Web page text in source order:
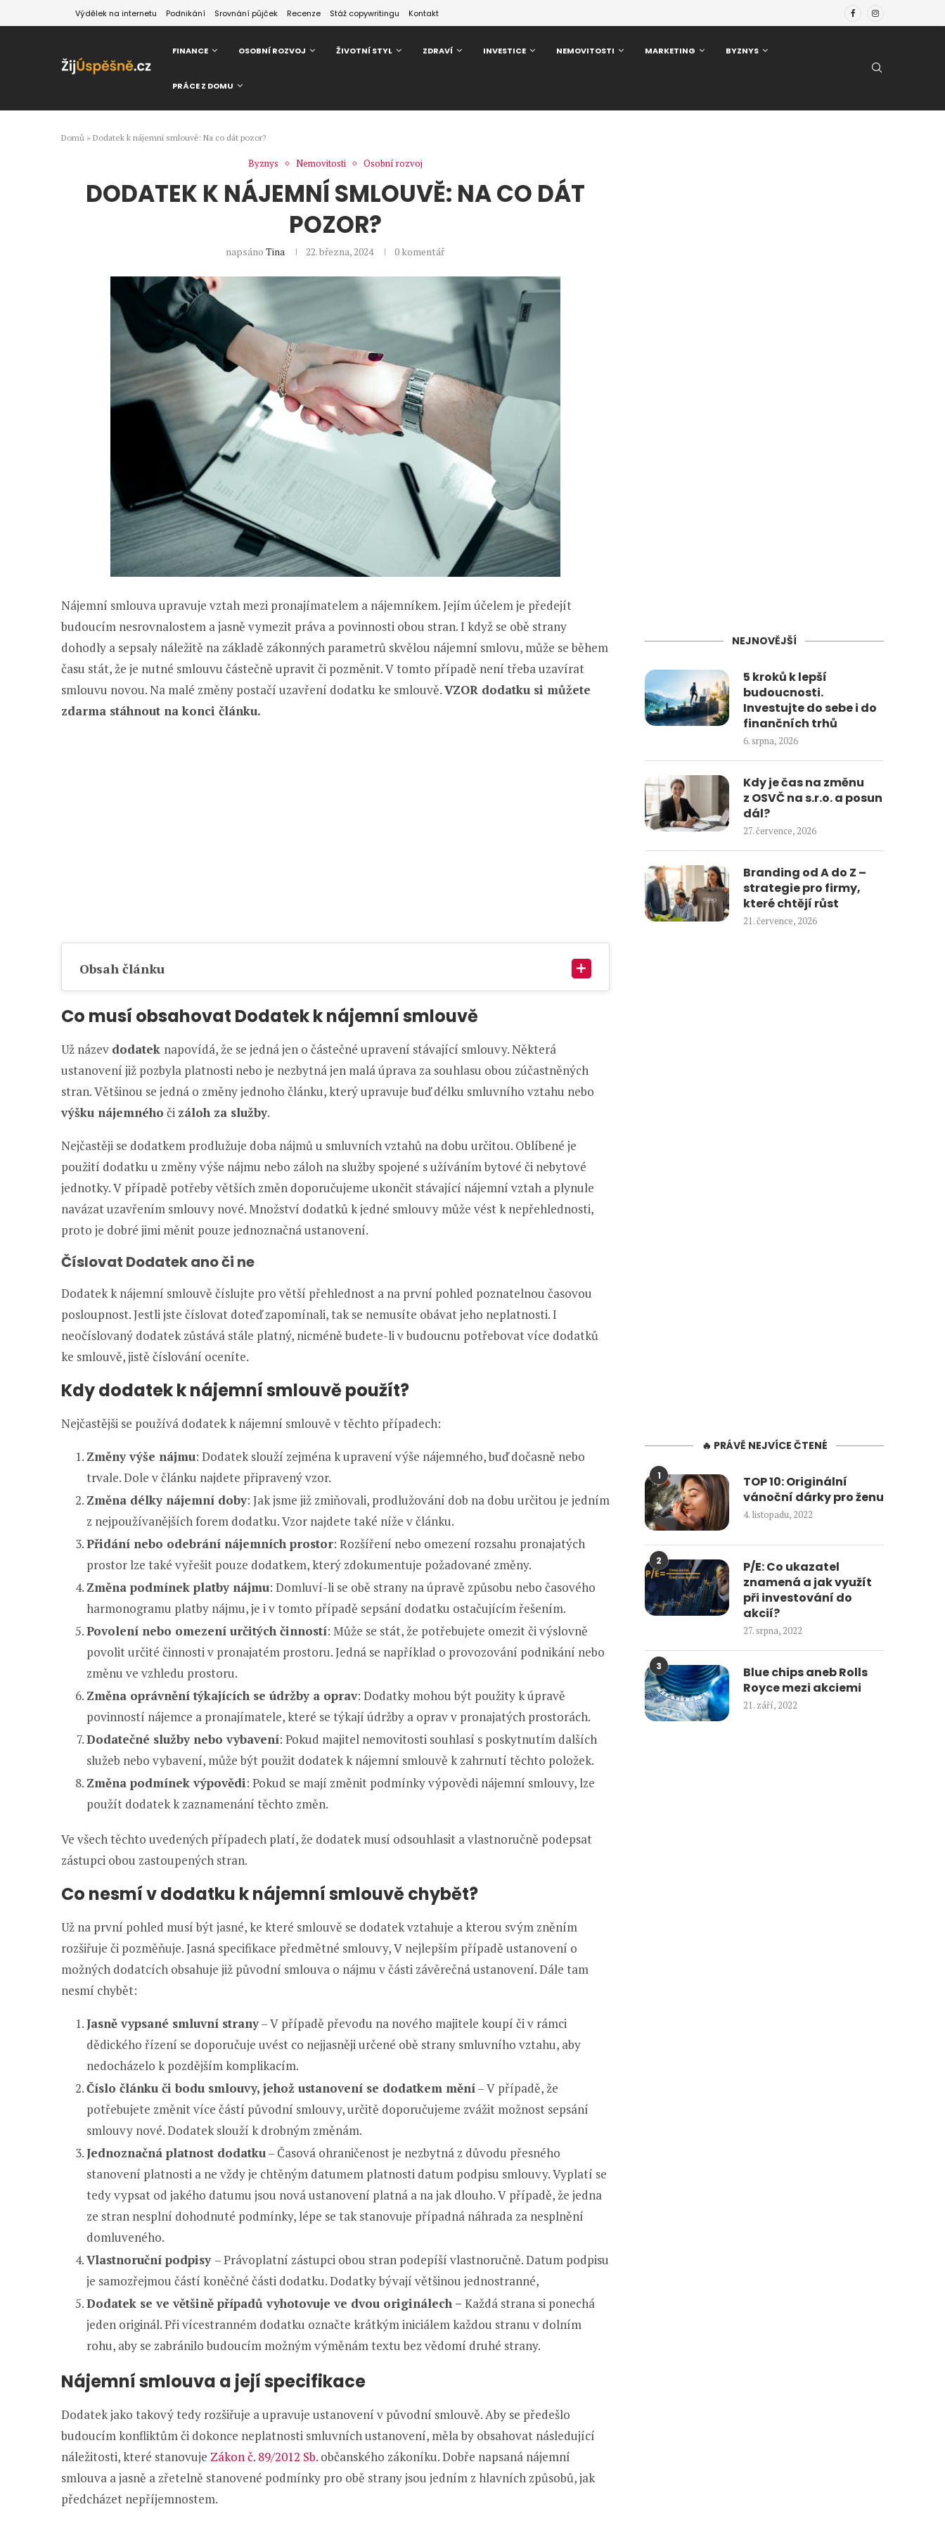
Výdělek na internetu Podnikání Srovnání půjček Recenze Stáž copywritingu Kontakt
FINANCE OSOBNÍ ROZVOJ ŽIVOTNÍ STYL ZDRAVÍ INVESTICE NEMOVITOSTI MARKETING BYZNYS
PRÁCE Z DOMU
Domů » Dodatek k nájemní smlouvě: Na co dát pozor?
Byznys Nemovitosti Osobní rozvoj
DODATEK K NÁJEMNÍ SMLOUVĚ: NA CO DÁT
POZOR?
napsánoTina 22. března, 2024 0 komentář
Nájemní smlouva upravuje vztah mezi pronajímatelem a nájemníkem. Jejím účelem je předejít
budoucím nesrovnalostem a jasně vymezit práva a povinnosti obou stran. I když se obě strany
dohodly a sepsaly náležitě na základě zákonných parametrů skvělou nájemní smlovu, může se během
času stát, že je nutné smlouvu částečně upravit či pozměnit. V tomto případě není třeba uzavírat
smlouvu novou. Na malé změny postačí uzavření dodatku ke smlouvě.VZOR dodatku si můžete
zdarma stáhnout na konci článku.
Obsah článku
Co musí obsahovat Dodatek k nájemní smlouvě
Už název dodatek napovídá, že se jedná jen o částečné upravení stávající smlouvy. Některá
ustanovení již pozbyla platnosti nebo je nezbytná jen malá úprava za souhlasu obou zúčastněných
stran. Většinou se jedná o změny jednoho článku, který upravuje buď délku smluvního vztahu nebo
výšku nájemného či záloh za služby.
Nejčastěji se dodatkem prodlužuje doba nájmů u smluvních vztahů na dobu určitou. Oblíbené je
použití dodatku u změny výše nájmu nebo záloh na služby spojené s užíváním bytové či nebytové
jednotky. V případě potřeby větších změn doporučujeme ukončit stávající nájemní vztah a plynule
navázat uzavřením smlouvy nové. Množství dodatků k jedné smlouvy může vést k nepřehlednosti,
proto je dobré jimi měnit pouze jednoznačná ustanovení.
Číslovat Dodatek ano či ne
Dodatek k nájemní smlouvě číslujte pro větší přehlednost a na první pohled poznatelnou časovou
posloupnost. Jestli jste číslovat doteď zapomínali, tak se nemusíte obávat jeho neplatnosti. I
neočíslovaný dodatek zůstává stále platný, nicméně budete-li v budoucnu potřebovat více dodatků
ke smlouvě, jistě číslování oceníte.
Kdy dodatek k nájemní smlouvě použít?
Nejčastějši se používá dodatek k nájemní smlouvě v těchto případech:
Změny výše nájmu: Dodatek slouží zejména k upravení výše nájemného, buď dočasně nebo
trvale. Dole v článku najdete připravený vzor.
Změna délky nájemní doby: Jak jsme již zmiňovali, prodlužování dob na dobu určitou je jedním
z nejpoužívanějších forem dodatku. Vzor najdete také níže v článku.
Přidání nebo odebrání nájemních prostor: Rozšíření nebo omezení rozsahu pronajatých
prostor lze také vyřešit pouze dodatkem, který zdokumentuje požadované změny.
Změna podmínek platby nájmu: Domluví-li se obě strany na úpravě způsobu nebo časového
harmonogramu platby nájmu, je i v tomto případě sepsání dodatku ostačujícím řešením.
Povolení nebo omezení určitých činností: Může se stát, že potřebujete omezit či výslovně
povolit určité činnosti v pronajatém prostoru. Jedná se například o provozování podnikání nebo
změnu ve vzhledu prostoru.
Změna oprávnění týkajících se údržby a oprav: Dodatky mohou být použity k úpravě
povinností nájemce a pronajímatele, které se týkají údržby a oprav v pronajatých prostorách.
Dodatečné služby nebo vybavení: Pokud majitel nemovitosti souhlasí s poskytnutím dalších
služeb nebo vybavení, může být použit dodatek k nájemní smlouvě k zahrnutí těchto položek.
Změna podmínek výpovědi: Pokud se mají změnit podmínky výpovědi nájemní smlouvy, lze
použít dodatek k zaznamenání těchto změn.
Ve všech těchto uvedených případech platí, že dodatek musí odsouhlasit a vlastnoručně podepsat
zástupci obou zastoupených stran.
Co nesmí v dodatku k nájemní smlouvě chybět?
Už na první pohled musí být jasné, ke které smlouvě se dodatek vztahuje a kterou svým zněním
rozšiřuje či pozměňuje. Jasná specifikace předmětné smlouvy, V nejlepším případě ustanovení o
možných dodatcích obsahuje již původní smlouva o nájmu v části závěrečná ustanovení. Dále tam
nesmí chybět:
Jasně vypsané smluvní strany– V případě převodu na nového majitele koupí či v rámci
dědického řízení se doporučuje uvést co nejjasněji určené obě strany smluvního vztahu, aby
nedocházelo k pozdějším komplikacím.
Číslo článku či bodu smlouvy, jehož ustanovení se dodatkem mění– V případě, že
potřebujete změnit více částí původní smlouvy, určitě doporučujeme zvážit možnost sepsání
smlouvy nové. Dodatek slouží k drobným změnám.
Jednoznačná platnost dodatku– Časová ohraničenost je nezbytná z důvodu přesného
stanovení platnosti a ne vždy je chtěným datumem platnosti datum podpisu smlouvy. Vyplatí se
tedy vypsat od jakého datumu jsou nová ustanovení platná a na jak dlouho. V případě, že jedna
ze stran nesplní dohodnuté podmínky, lépe se tak stanovuje případná náhrada za nesplnění
domluveného.
Vlastnoruční podpisy – Právoplatní zástupci obou stran podepíší vlastnoručně. Datum podpisu
je samozřejmou částí koněčné části dodatku. Dodatky bývají většinou jednostranné,
Dodatek se ve většině případů vyhotovuje ve dvou originálech – Každá strana si ponechá
jeden originál. Při vícestranném dodatku označte krátkým iniciálem každou stranu v dolním
rohu, aby se zabránilo budoucím možným výměnám textu bez vědomí druhé strany.
Nájemní smlouva a její specifikace
Dodatek jako takový tedy rozšiřuje a upravuje ustanovení v původní smlouvě. Aby se předešlo
budoucím konfliktům či dokonce neplatnosti smluvních ustanovení, měla by obsahovat následující
náležitosti, které stanovuje Zákon č. 89/2012 Sb. občanského zákoníku. Dobře napsaná nájemní
smlouva a jasně a zřetelně stanovené podmínky pro obě strany jsou jedním z hlavních způsobů, jak
předcházet nepříjemnostem.
NEJNOVĚJŠÍ
5 kroků k lepší
budoucnosti.
Investujte do sebe i do
finančních trhů
6. srpna, 2026
Kdy je čas na změnu
z OSVČ na s.r.o. a posun
dál?
27. července, 2026
Branding od A do Z –
strategie pro firmy,
které chtějí růst
21. července, 2026
🔥 PRÁVĚ NEJVÍCE ČTENÉ
1
TOP 10: Originální
vánoční dárky pro ženu
4. listopadu, 2022
2
P/E: Co ukazatel
znamená a jak využít
při investování do
akcií?
27. srpna, 2022
3
Blue chips aneb Rolls
Royce mezi akciemi
21. září, 2022